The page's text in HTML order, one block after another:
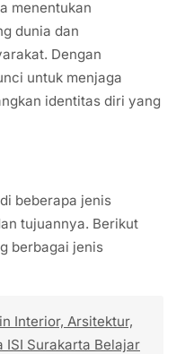
menentukan
dunia dan
Dengan
untuk menjaga
identitas diri yang
beberapa jenis
tujuannya. Berikut
berbagai jenis
Interior, Arsitektur,
ISI Surakarta Belajar